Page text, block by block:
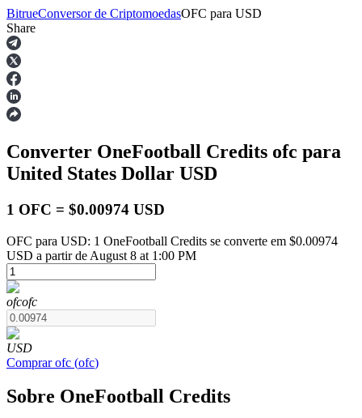
Futuros
Futuros de USDT
BitrueConversor de CriptomoedasOFC para USD
Share
Converter OneFootball Credits ofc para
United States Dollar USD
1 OFC = $0.00974 USD
OFC para USD: 1 OneFootball Credits se converte em $0.00974
USD a partir de August 8 at 1:00 PM
ofcofc
USD
Comprar ofc (ofc)
Sobre OneFootball Credits